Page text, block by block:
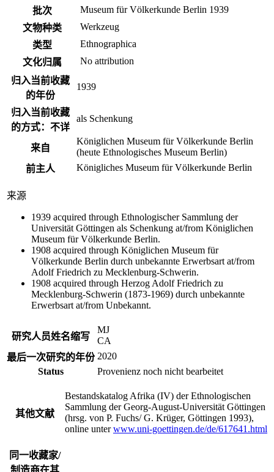
批次
Museum für Völkerkunde Berlin 1939
文物种类
Werkzeug
类型
Ethnographica
文化归属
No attribution
归入当前收藏
的年份
1939
归入当前收藏
的方式：不详
als Schenkung
来自
Königlichen Museum für Völkerkunde Berlin
(heute Ethnologisches Museum Berlin)
前主人
Königliches Museum für Völkerkunde Berlin
来源
1939 acquired through Ethnologischer Sammlung der
Universität Göttingen als Schenkung at/from Königlichen
Museum für Völkerkunde Berlin.
1908 acquired through Königlichen Museum für
Völkerkunde Berlin durch unbekannte Erwerbsart at/from
Adolf Friedrich zu Mecklenburg-Schwerin.
1908 acquired through Herzog Adolf Friedrich zu
Mecklenburg-Schwerin (1873-1969) durch unbekannte
Erwerbsart at/from Unbekannt.
研究人员姓名缩写
MJ
CA
最后一次研究的年份 2020
Status
Provenienz noch nicht bearbeitet
其他文献
Bestandskatalog Afrika (IV) der Ethnologischen
Sammlung der Georg-August-Universität Göttingen
(hrsg. von P. Fuchs/ G. Krüger, Göttingen 1993),
online unterwww.uni-goettingen.de/de/617641.html
同一收藏家/